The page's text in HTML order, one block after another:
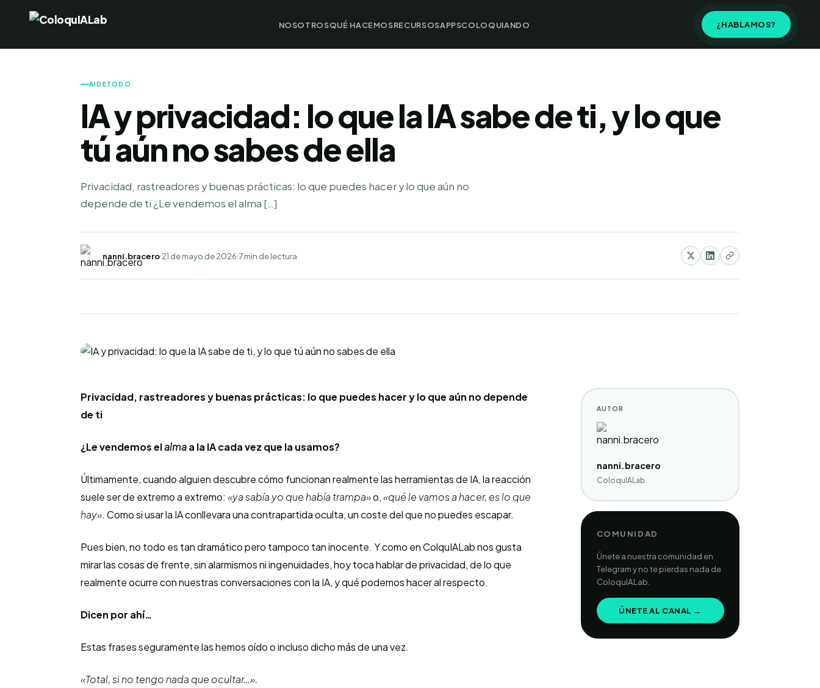
NOSOTROSQUÉ HACEMOSRECURSOSAPPSCOLOQUIANDO ¿HABLAMOS?
AIDETODO
IA y privacidad: lo que la IA sabe de ti, y lo que
tú aún no sabes de ella
Privacidad, rastreadores y buenas prácticas: lo que puedes hacer y lo que aún no
depende de ti ¿Le vendemos el alma […]
nanni.bracero 21 de mayo de 2026 7 min de lectura
Privacidad, rastreadores y buenas prácticas: lo que puedes hacer y lo que aún no depende
de ti
¿Le vendemos elalmaa la IA cada vez que la usamos?
Últimamente, cuando alguien descubre cómo funcionan realmente las herramientas de IA, la reacción
suele ser de extremo a extremo: «ya sabía yo que había trampa»o,«qué le vamos a hacer, es lo que
hay». Como si usar la IA conllevara una contrapartida oculta, un coste del que no puedes escapar.
Pues bien, no todo es tan dramático pero tampoco tan inocente. Y como en ColquIALab nos gusta
mirar las cosas de frente, sin alarmismos ni ingenuidades, hoy toca hablar de privacidad, de lo que
realmente ocurre con nuestras conversaciones con la IA, y qué podemos hacer al respecto.
Dicen por ahí…
Estas frases seguramente las hemos oído o incluso dicho más de una vez.
«Total, si no tengo nada que ocultar…».
AUTOR
nanni.bracero
ColoquIALab
COMUNIDAD
Únete a nuestra comunidad en
Telegram y no te pierdas nada de
ColoquIALab.
ÚNETE AL CANAL →